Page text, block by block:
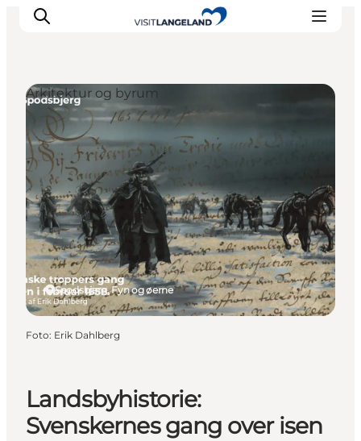
Oplevelser
Byer og øer
Outdoor
Overnatning
Planlæg ferie
Landsbyhistorie:
Svenskernes gang over isen
Spodsbjerg, Fyn og øerne
Arkitektur og byrum
Foto: Erik Dahlberg